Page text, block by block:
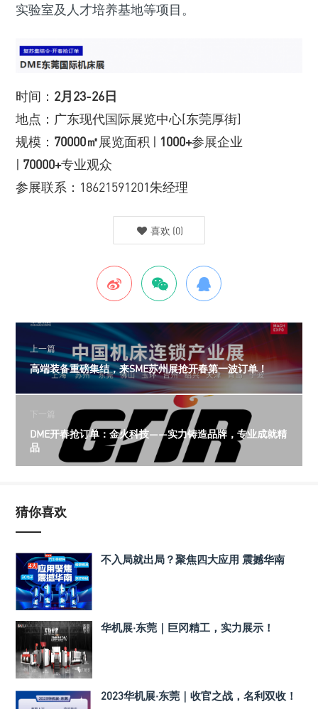
实验室及人才培养基地等项目。
时间： 2月23-26日
地点：广东现代国际展览中心[东莞厚街]
规模： 70000㎡展览面积 | 1000+参展企业
| 70000+专业观众
参展联系：18621591201朱经理
喜欢 (0)
上一篇
高端装备重磅集结，来SME苏州展抢开春第一波订单！
下一篇
DME开春抢订单：金火科技——实力铸造品牌，专业成就精
品
猜你喜欢
不入局就出局？聚焦四大应用 震撼华南
华机展·东莞｜巨冈精工，实力展示！
2023华机展·东莞｜收官之战，名利双收！